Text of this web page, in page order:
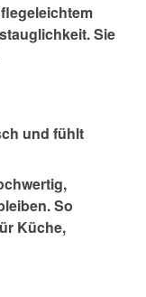
Sie
und fühlt
So
Küche,